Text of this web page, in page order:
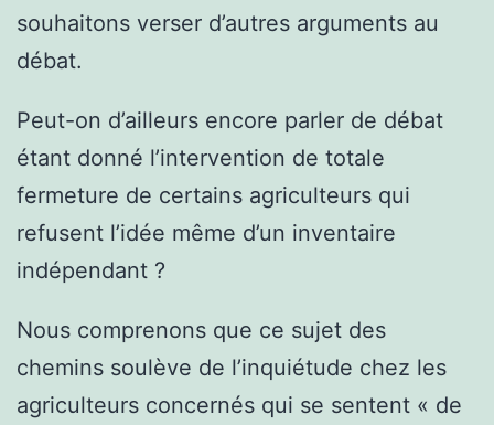
souhaitons verser d’autres arguments au
débat.
Peut-on d’ailleurs encore parler de débat
étant donné l’intervention de totale
fermeture de certains agriculteurs qui
refusent l’idée même d’un inventaire
indépendant ?
Nous comprenons que ce sujet des
chemins soulève de l’inquiétude chez les
agriculteurs concernés qui se sentent « de